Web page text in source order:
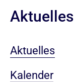
Aktuelles
Aktuelles
Kalender